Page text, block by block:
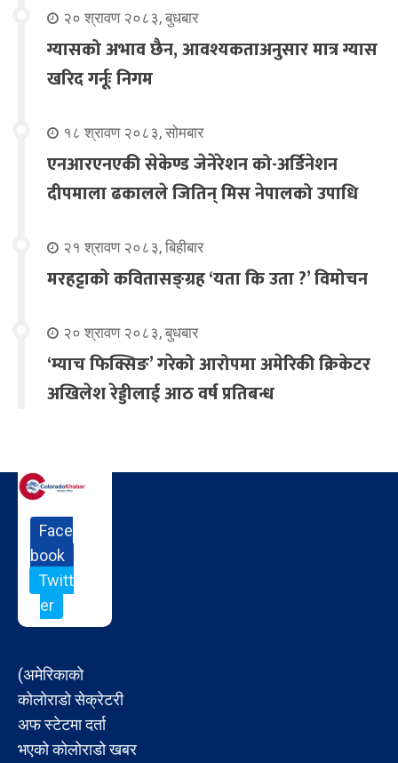
२० श्रावण २०८३, बुधबार
ग्यासको अभाव छैन, आवश्यकताअनुसार मात्र ग्यास
खरिद गर्नूः निगम
१८ श्रावण २०८३, सोमबार
एनआरएनएकी सेकेण्ड जेनेरेशन को-अर्डिनेशन
दीपमाला ढकालले जितिन् मिस नेपालको उपाधि
२१ श्रावण २०८३, बिहीबार
मरहट्टाको कवितासङ्ग्रह ‘यता कि उता ?’ विमोचन
२० श्रावण २०८३, बुधबार
‘म्याच फिक्सिङ’ गरेको आरोपमा अमेरिकी क्रिकेटर
अखिलेश रेड्डीलाई आठ वर्ष प्रतिबन्ध
Face
book
Twitt
er
(अमेरिकाको
कोलोराडो सेक्रेटरी
अफ स्टेटमा दर्ता
भएको कोलोराडो खबर